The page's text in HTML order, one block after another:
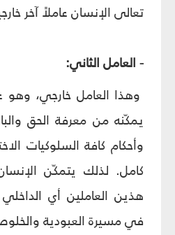
تعالى الإنسان عاملاً آخر
- العامل الثاني:
وهذا العامل خارجي، وهو
يمكّنه من معرفة الحق
وأحكام كافة السلوكيات
كامل. لذلك يتمكّن
هذين العاملين أي
في مسيرة العبودية